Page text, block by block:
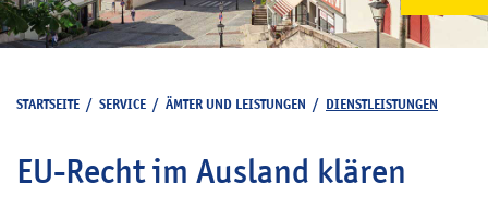
STARTSEITE / SERVICE / ÄMTER UND LEISTUNGEN / DIENSTLEISTUNGEN
EU-Recht im Ausland klären